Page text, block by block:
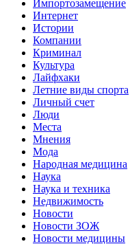
Импортозамещение
Интернет
Истории
Компании
Криминал
Культура
Лайфхаки
Летние виды спорта
Личный счет
Люди
Места
Мнения
Мода
Народная медицина
Наука
Наука и техника
Недвижимость
Новости
Новости ЗОЖ
Новости медицины